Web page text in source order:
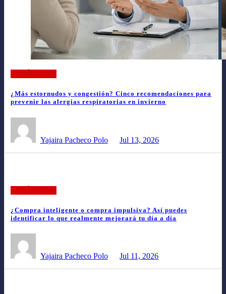
¿Más estornudos y congestión? Cinco recomendaciones para
prevenir las alergias respiratorias en invierno
Yajaira Pacheco Polo Jul 13, 2026
¿Compra inteligente o compra impulsiva? Así puedes
identificar lo que realmente mejorará tu día a día
Yajaira Pacheco Polo Jul 11, 2026